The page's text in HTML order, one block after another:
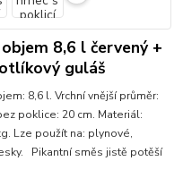
8,6 l červený +
guláš
8,6 l. Vrchní vnější průměr:
poklice: 20 cm. Materiál:
Lze použít na: plynové,
Pikantní směs jistě potěší